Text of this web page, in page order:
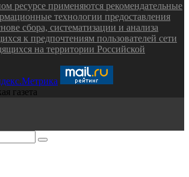
ресурсе применяются рекомендательные
технологии предоставления
сбора, систематизации и анализа
к предпочтениям пользователей сети
на территории Российской
газета